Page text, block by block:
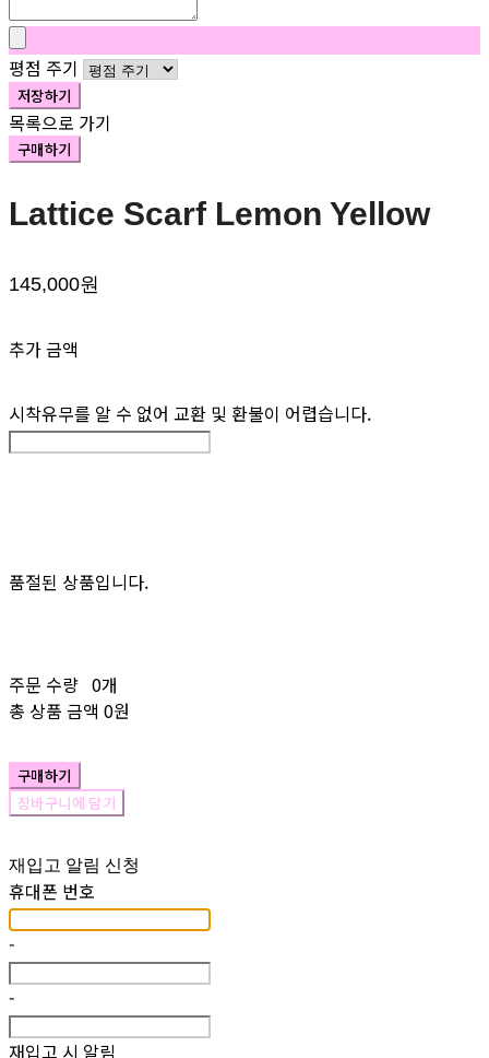
평점 주기
저장하기
목록으로 가기
구매하기
Lattice Scarf Lemon Yellow
145,000원
추가 금액
시착유무를 알 수 없어 교환 및 환불이 어렵습니다.
품절된 상품입니다.
주문 수량 0개
총 상품 금액 0원
구매하기
장바구니에 담기
재입고 알림 신청
휴대폰 번호
-
-
재입고 시 알림